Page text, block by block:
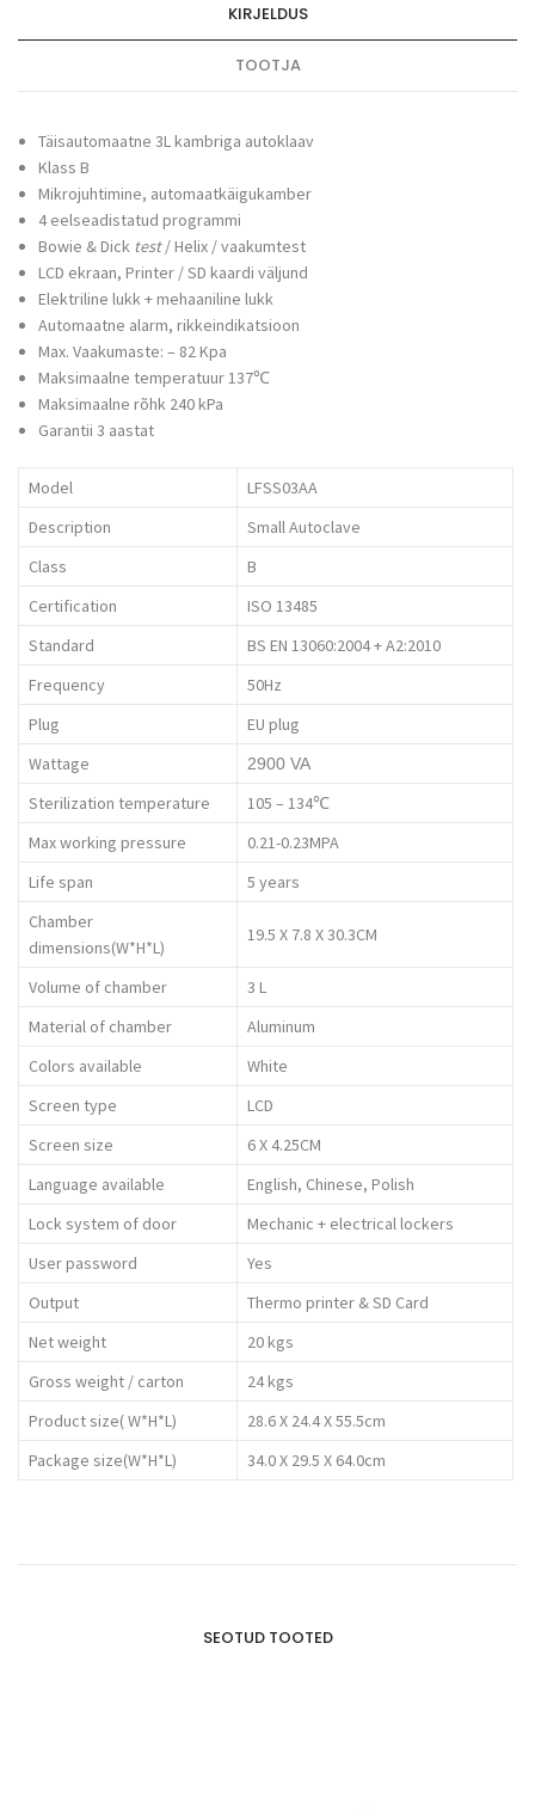
KIRJELDUS
TOOTJA
Täisautomaatne 3L kambriga autoklaav
Klass B
Mikrojuhtimine, automaatkäigukamber
4 eelseadistatud programmi
Bowie & Dick test/ Helix / vaakumtest
LCD ekraan, Printer / SD kaardi väljund
Elektriline lukk + mehaaniline lukk
Automaatne alarm, rikkeindikatsioon
Max. Vaakumaste: – 82 Kpa
Maksimaalne temperatuur 137℃
Maksimaalne rõhk 240 kPa
Garantii 3 aastat
Model
LFSS03AA
Description
Small Autoclave
Class
B
Certification
ISO 13485
Standard
BS EN 13060:2004 + A2:2010
Frequency
50Hz
Plug
EU plug
Wattage
2900 VA
Sterilization temperature 105 – 134℃
Max working pressure
0.21-0.23MPA
Life span
5 years
Chamber
dimensions(W*H*L)
19.5 X 7.8 X 30.3CM
Volume of chamber
3 L
Material of chamber
Aluminum
Colors available
White
Screen type
LCD
Screen size
6 X 4.25CM
Language available
English, Chinese, Polish
Lock system of door
Mechanic + electrical lockers
User password
Yes
Output
Thermo printer & SD Card
Net weight
20 kgs
Gross weight / carton
24 kgs
Product size( W*H*L)
28.6 X 24.4 X 55.5cm
Package size(W*H*L)
34.0 X 29.5 X 64.0cm
SEOTUD TOOTED